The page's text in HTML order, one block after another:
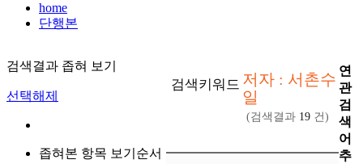
home
단행본
검색결과 좁혀 보기
선택해제
좁혀본 항목 보기순서
검색키워드 저자 : 서촌수
일
(검색결과 19 건)
연
관
검
색
어
추